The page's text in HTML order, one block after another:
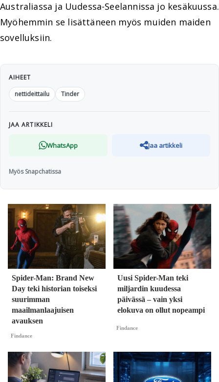
Australiassa ja Uudessa-Seelannissa jo kesäkuussa.
Myöhemmin se lisättäneen myös muiden maiden
sovelluksiin.
AIHEET
nettideittailu
Tinder
JAA ARTIKKELI
WhatsApp Jaa artikkeli
Myös Snapchatissa
Spider-Man: Brand New
Day teki historian toiseksi
suurimman
maailmanlaajuisen
avauksen
Findance
Uusi Spider-Man teki
miljardin kuudessa
päivässä – vain yksi
elokuva on ollut nopeampi
Findance